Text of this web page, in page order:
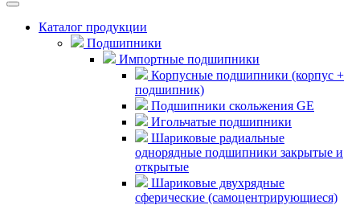
Каталог продукции
Подшипники
Импортные подшипники
Корпусные подшипники (корпус +
подшипник)
Подшипники скольжения GE
Игольчатые подшипники
Шариковые радиальные
однорядные подшипники закрытые и
открытые
Шариковые двухрядные
сферические (самоцентрирующиеся)